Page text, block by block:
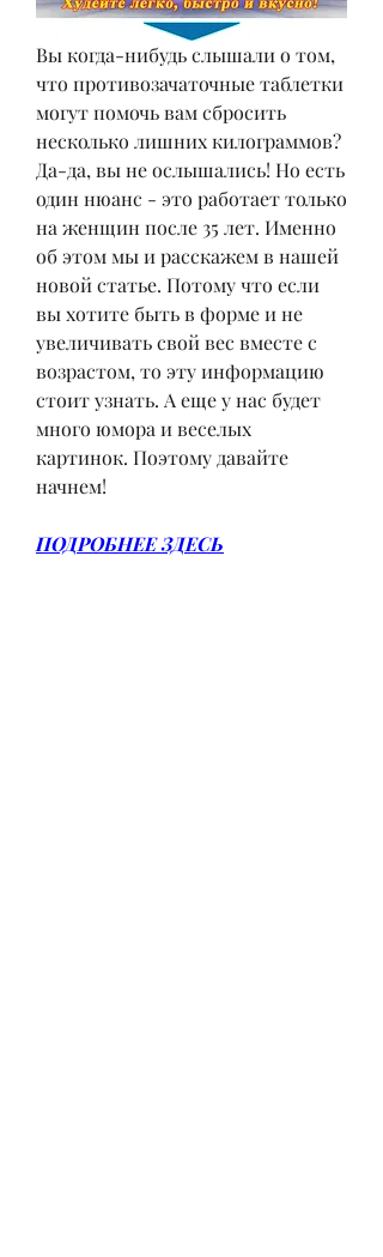
Вы когда-нибудь слышали о том,
что противозачаточные таблетки
могут помочь вам сбросить
несколько лишних килограммов?
Да-да, вы не ослышались! Но есть
один нюанс - это работает только
на женщин после 35 лет. Именно
об этом мы и расскажем в нашей
новой статье. Потому что если
вы хотите быть в форме и не
увеличивать свой вес вместе с
возрастом, то эту информацию
стоит узнать. А еще у нас будет
много юмора и веселых
картинок. Поэтому давайте
начнем!
ПОДРОБНЕЕ ЗДЕСЬ